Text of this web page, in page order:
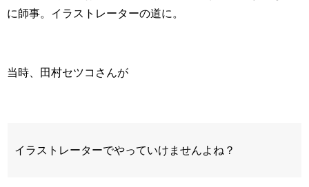
に師事。イラストレーターの道に。
当時、田村セツコさんが
イラストレーターでやっていけませんよね？